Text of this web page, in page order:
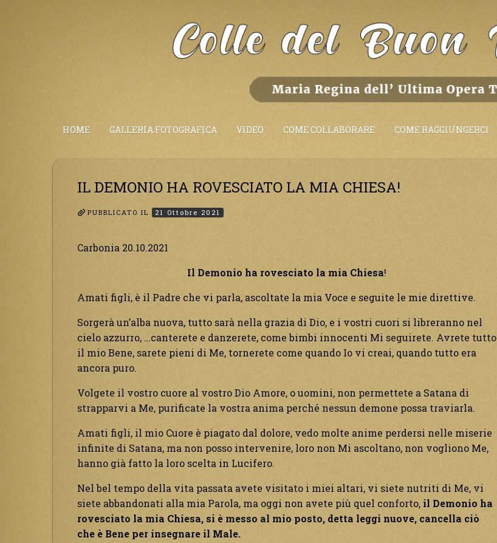
HOME GALLERIA FOTOGRAFICA VIDEO COME COLLABORARE COME RAGGIUNGERCI
IL DEMONIO HA ROVESCIATO LA MIA CHIESA!
PUBBLICATO IL 21 Ottobre 2021
Carbonia 20.10.2021
Il Demonio ha rovesciato la mia Chiesa!
Amati figli, è il Padre che vi parla, ascoltate la mia Voce e seguite le mie direttive.
Sorgerà un’alba nuova, tutto sarà nella grazia di Dio, e i vostri cuori si libreranno nel
cielo azzurro, …canterete e danzerete, come bimbi innocenti Mi seguirete. Avrete tutto
il mio Bene, sarete pieni di Me, tornerete come quando Io vi creai, quando tutto era
ancora puro.
Volgete il vostro cuore al vostro Dio Amore, o uomini, non permettete a Satana di
strapparvi a Me, purificate la vostra anima perché nessun demone possa traviarla.
Amati figli, il mio Cuore è piagato dal dolore, vedo molte anime perdersi nelle miserie
infinite di Satana, ma non posso intervenire, loro non Mi ascoltano, non vogliono Me,
hanno già fatto la loro scelta in Lucifero.
Nel bel tempo della vita passata avete visitato i miei altari, vi siete nutriti di Me, vi
siete abbandonati alla mia Parola, ma oggi non avete più quel conforto, il Demonio ha
rovesciato la mia Chiesa, si è messo al mio posto, detta leggi nuove, cancella ciò
che è Bene per insegnare il Male.